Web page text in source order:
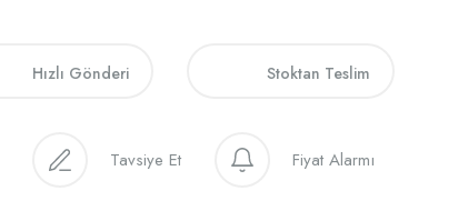
Hızlı Gönderi Stoktan Teslim
Tavsiye Et Fiyat Alarmı